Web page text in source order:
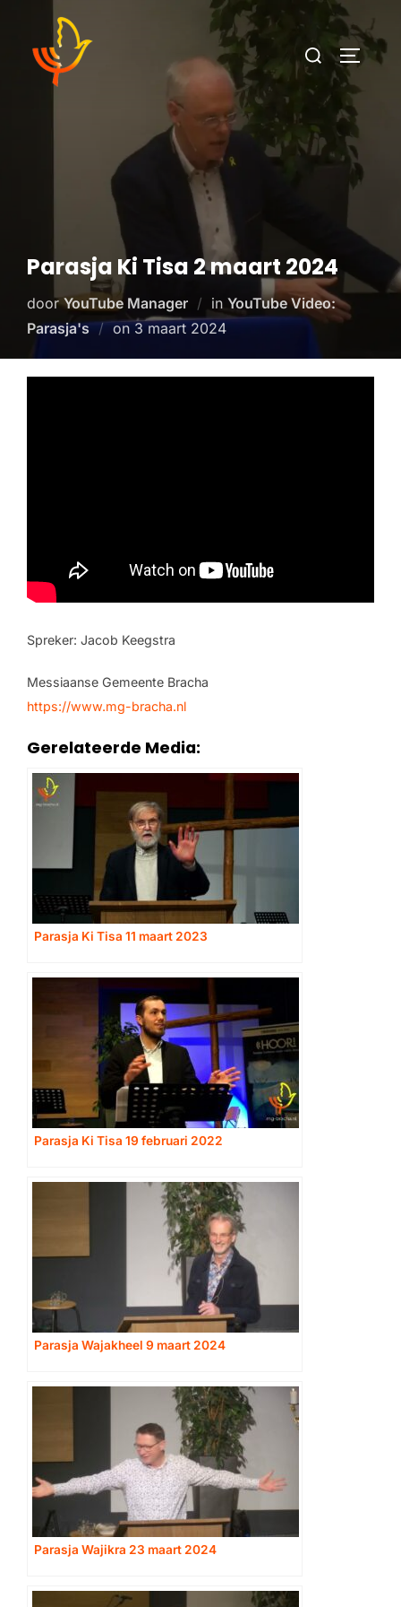
Parasja Ki Tisa 2 maart 2024
doorYouTube Manager in YouTube Video:
Parasja's
on 3 maart 2024
Spreker: Jacob Keegstra
Messiaanse Gemeente Bracha
https://www.mg-bracha.nl
Gerelateerde Media:
Parasja Ki Tisa 11 maart 2023
Parasja Ki Tisa 19 februari 2022
Parasja Wajakheel 9 maart 2024
Parasja Wajikra 23 maart 2024